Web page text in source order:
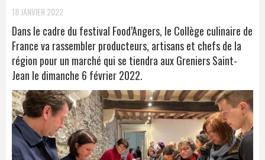
18 JANVIER 2022
Dans le cadre du festival Food’Angers, le Collège culinaire de
France va rassembler producteurs, artisans et chefs de la
région pour un marché qui se tiendra aux Greniers Saint-
Jean le dimanche 6 février 2022.